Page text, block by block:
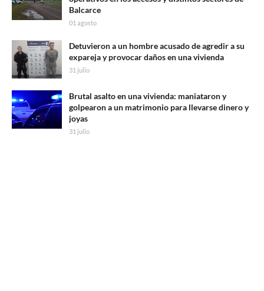
Balcarce
01 agosto
Detuvieron a un hombre acusado de agredir a su
expareja y provocar daños en una vivienda
31 julio
Brutal asalto en una vivienda: maniataron y
golpearon a un matrimonio para llevarse dinero y
joyas
31 julio